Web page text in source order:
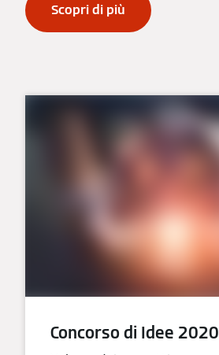
Scopri di più
Concorso di Idee 2020